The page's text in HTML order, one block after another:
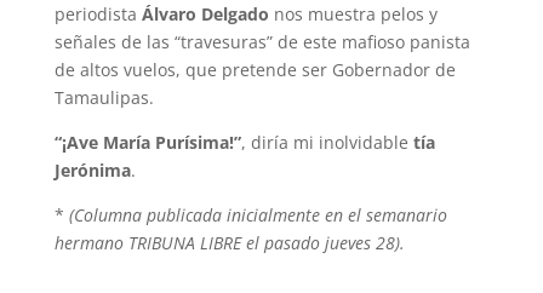
periodista Álvaro Delgado nos muestra pelos y
señales de las “travesuras” de este mafioso panista
de altos vuelos, que pretende ser Gobernador de
Tamaulipas.
“¡Ave María Purísima!”, diría mi inolvidable tía
Jerónima.
* (Columna publicada inicialmente en el semanario
hermano TRIBUNA LIBRE el pasado jueves 28).